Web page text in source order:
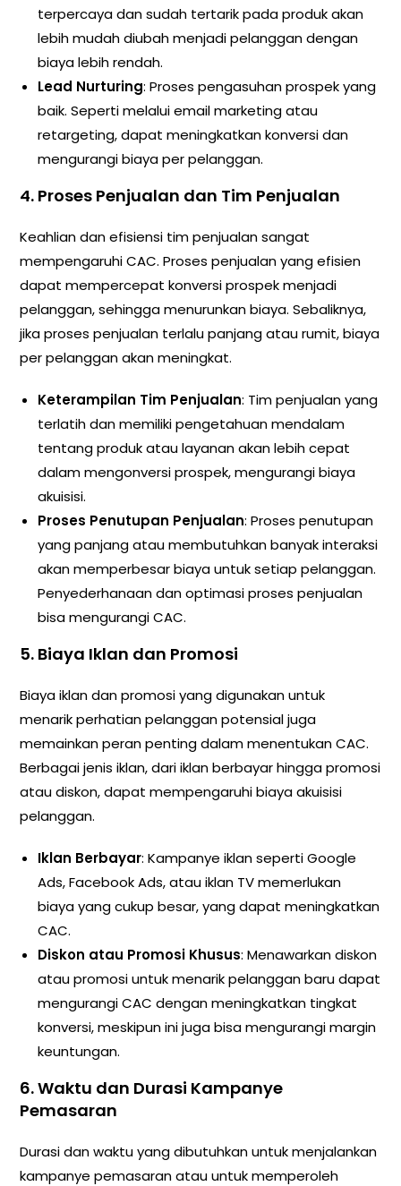
terpercaya dan sudah tertarik pada produk akan
lebih mudah diubah menjadi pelanggan dengan
biaya lebih rendah.
Lead Nurturing: Proses pengasuhan prospek yang
baik. Seperti melalui email marketing atau
retargeting, dapat meningkatkan konversi dan
mengurangi biaya per pelanggan.
4. Proses Penjualan dan Tim Penjualan
Keahlian dan efisiensi tim penjualan sangat
mempengaruhi CAC. Proses penjualan yang efisien
dapat mempercepat konversi prospek menjadi
pelanggan, sehingga menurunkan biaya. Sebaliknya,
jika proses penjualan terlalu panjang atau rumit, biaya
per pelanggan akan meningkat.
Keterampilan Tim Penjualan: Tim penjualan yang
terlatih dan memiliki pengetahuan mendalam
tentang produk atau layanan akan lebih cepat
dalam mengonversi prospek, mengurangi biaya
akuisisi.
Proses Penutupan Penjualan: Proses penutupan
yang panjang atau membutuhkan banyak interaksi
akan memperbesar biaya untuk setiap pelanggan.
Penyederhanaan dan optimasi proses penjualan
bisa mengurangi CAC.
5. Biaya Iklan dan Promosi
Biaya iklan dan promosi yang digunakan untuk
menarik perhatian pelanggan potensial juga
memainkan peran penting dalam menentukan CAC.
Berbagai jenis iklan, dari iklan berbayar hingga promosi
atau diskon, dapat mempengaruhi biaya akuisisi
pelanggan.
Iklan Berbayar: Kampanye iklan seperti Google
Ads, Facebook Ads, atau iklan TV memerlukan
biaya yang cukup besar, yang dapat meningkatkan
CAC.
Diskon atau Promosi Khusus: Menawarkan diskon
atau promosi untuk menarik pelanggan baru dapat
mengurangi CAC dengan meningkatkan tingkat
konversi, meskipun ini juga bisa mengurangi margin
keuntungan.
6.Waktu dan Durasi Kampanye
Pemasaran
Durasi dan waktu yang dibutuhkan untuk menjalankan
kampanye pemasaran atau untuk memperoleh